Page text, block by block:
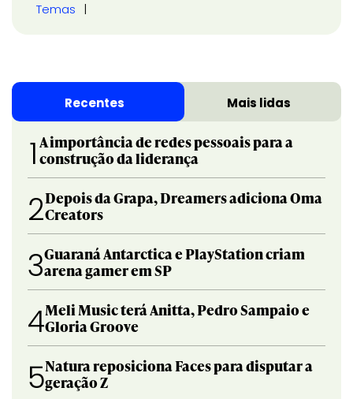
Temas
Recentes Mais lidas
1 A importância de redes pessoais para a
construção da liderança
2Depois da Grapa, Dreamers adiciona Oma
Creators
3Guaraná Antarctica e PlayStation criam
arena gamer em SP
4Meli Music terá Anitta, Pedro Sampaio e
Gloria Groove
5Natura reposiciona Faces para disputar a
geração Z